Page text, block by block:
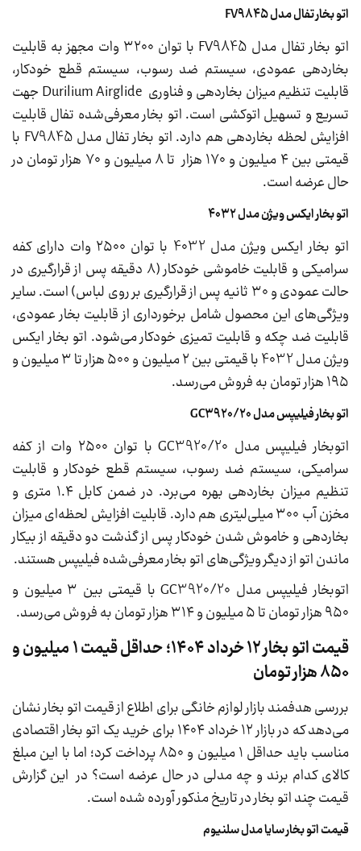
اتو بخار تفال مدل FV9845
اتو بخار تفال مدل FV9845 با توان ۳۲۰۰ وات مجهز به قابلیت
بخاردهی عمودی، سیستم ضد رسوب، سیستم قطع خودکار،
قابلیت تنظیم میزان بخاردهی و فناوری Durilium Airglide جهت
تسریع و تسهیل اتوکشی است. اتو بخار معرفی‌شده تفال قابلیت
افزایش لحظه بخاردهی هم دارد. اتو بخار تفال مدل FV9845 با
قیمتی بین ۴ میلیون و ۱۷۰ هزار تا ۸ میلیون و ۷۰ هزار تومان در
حال عرضه است.
اتو بخار ایکس ویژن مدل 4032
اتو بخار ایکس ویژن مدل 4032 با توان ۲۵۰۰ وات دارای کفه
سرامیکی و قابلیت خاموشی خودکار (۸ دقیقه پس از قرارگیری در
حالت عمودی و ۳۰ ثانیه پس از قرارگیری بر روی لباس) است. سایر
ویژگی‌های این محصول شامل برخورداری از قابلیت بخار عمودی،
قابلیت ضد چکه و قابلیت تمیزی خودکار می‌شود. اتو بخار ایکس
ویژن مدل 4032 با قیمتی بین ۲ میلیون و ۵۰۰ هزار تا ۳ میلیون و
۱۹۵ هزار تومان به فروش می‌رسد.
اتو بخار فیلیپس مدل GC3920/20
اتوبخار فیلیپس مدل GC3920/20 با توان ۲۵۰۰ وات از کفه
سرامیکی، سیستم ضد رسوب، سیستم قطع خودکار و قابلیت
تنظیم میزان بخاردهی بهره می‌برد. در ضمن کابل ۱.۴ متری و
مخزن آب ۳۰۰ میلی‌لیتری هم دارد. قابلیت افزایش لحظه‌ای میزان
بخاردهی و خاموش شدن خودکار پس از گذشت دو دقیقه از بیکار
ماندن اتو از دیگر ویژگی‌های اتو بخار معرفی‌شده فیلیپس هستند.
اتوبخار فیلیپس مدل GC3920/20 با قیمتی بین ۳ میلیون و
۹۵۰ هزار تومان تا ۵ میلیون و ۳۱۴ هزار تومان به فروش می‌رسد.
قیمت اتو بخار ۱۲ خرداد ۱۴۰۴؛ حداقل قیمت ۱ میلیون و
۸۵۰ هزار تومان
بررسی هدفمند بازار لوازم خانگی برای اطلاع از قیمت اتو بخار نشان
می‌دهد که در بازار ۱۲ خرداد ۱۴۰۴ برای خرید یک اتو بخار اقتصادی
مناسب باید حداقل ۱ میلیون و ۸۵۰ پرداخت کرد؛ اما با این مبلغ
کالای کدام برند و چه مدلی در حال عرضه است؟ در این گزارش
قیمت چند اتو بخار در تاریخ مذکور آورده شده است.
قیمت اتو بخار سایا مدل سلنیوم